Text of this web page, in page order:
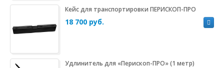
Кейс для транспортировки ПЕРИСКОП-ПРО
18 700 руб.
Удлинитель для «Перископ-ПРО» (1 метр)